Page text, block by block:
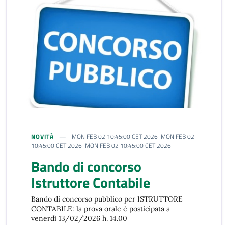
NOVITÀ
MON FEB 02 10:45:00 CET 2026 MON FEB 02
10:45:00 CET 2026 MON FEB 02 10:45:00 CET 2026
Bando di concorso
Istruttore Contabile
Bando di concorso pubblico per ISTRUTTORE
CONTABILE: la prova orale è posticipata a
venerdì 13/02/2026 h. 14.00